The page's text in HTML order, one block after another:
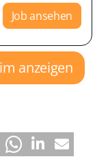
Job ansehen
anzeigen